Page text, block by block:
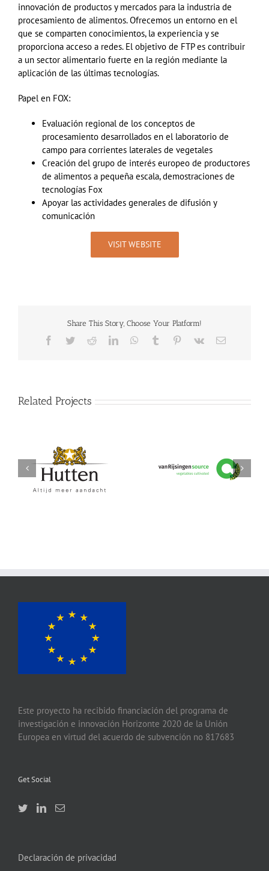
innovación de productos y mercados para la industria de
procesamiento de alimentos. Ofrecemos un entorno en el
que se comparten conocimientos, la experiencia yse
proporciona acceso a redes. El objetivo de FTP es contribuir
a un sector alimentario fuerte en la región mediante la
aplicación de las últimas tecnologías.
Papel en FOX:
Evaluación regional de los conceptos de
procesamiento desarrollados en el laboratorio de
campo para corrientes laterales de vegetales
Creación del grupo de interés europeo de productores
de alimentos a pequeña escala, demostraciones de
tecnologías Fox
Apoyar las actividades generales de difusión y
comunicación
VISIT WEBSITE
Share This Story, Choose Your Platform!
Facebook
TwitterRedditLinkedInWhatsApp
Tumblr Pinterest
Vk Email
Related Projects
Hutten vanRijsingeningredients
Este proyecto ha recibido financiación del programa de
investigación e innovación Horizonte 2020 de la Unión
Europea en virtud del acuerdo de subvención no 817683
Get Social
Declaración de privacidad